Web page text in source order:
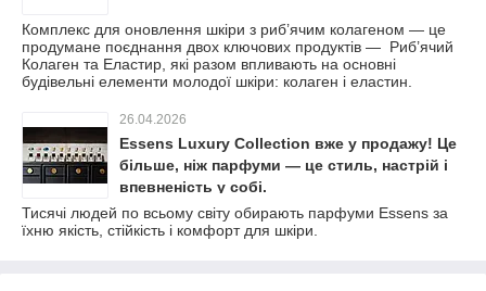
Комплекс для оновлення шкіри з риб’ячим колагеном — це
продумане поєднання двох ключових продуктів — Риб’ячий
Колаген та Еластир, які разом впливають на основні
будівельні елементи молодої шкіри: колаген і еластин.
26.04.2026
Essens Luxury Collection вже у продажу! Це
більше, ніж парфуми — це стиль, настрій і
впевненість у собі.
Тисячі людей по всьому світу обирають парфуми Essens за
їхню якість, стійкість і комфорт для шкіри.